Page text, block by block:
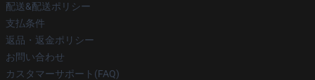
配送&配送ポリシー
支払条件
返品・返金ポリシー
お問い合わせ
カスタマーサポート(FAQ)